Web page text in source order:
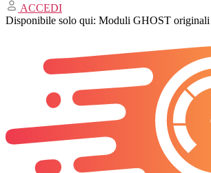
ACCEDI
Disponibile solo qui: Moduli GHOST